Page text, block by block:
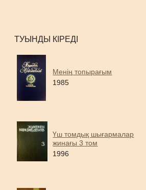
ТУЫНДЫ КІРЕДІ
Менің топырағым
1985
Үш томдық шығармалар
жинағы 3 том
1996